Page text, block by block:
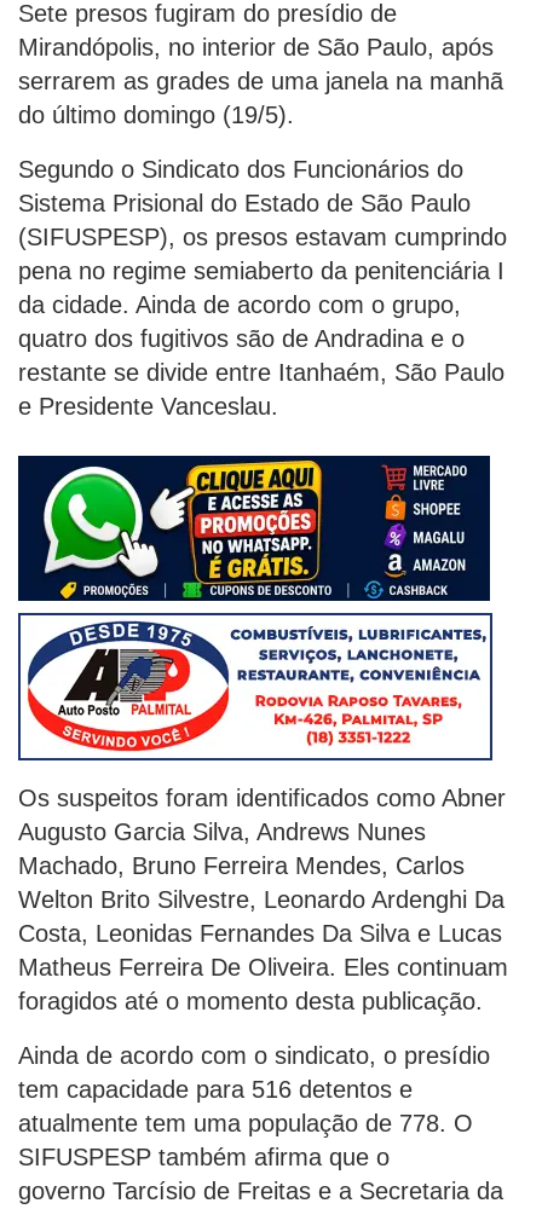
Sete presos fugiram do presídio de
Mirandópolis, no interior de São Paulo, após
serrarem as grades de uma janela na manhã
do último domingo (19/5).
Segundo o Sindicato dos Funcionários do
Sistema Prisional do Estado de São Paulo
(SIFUSPESP), os presos estavam cumprindo
pena no regime semiaberto da penitenciária I
da cidade. Ainda de acordo com o grupo,
quatro dos fugitivos são de Andradina e o
restante se divide entre Itanhaém, São Paulo
e Presidente Vanceslau.
Os suspeitos foram identificados como Abner
Augusto Garcia Silva, Andrews Nunes
Machado, Bruno Ferreira Mendes, Carlos
Welton Brito Silvestre, Leonardo Ardenghi Da
Costa, Leonidas Fernandes Da Silva e Lucas
Matheus Ferreira De Oliveira. Eles continuam
foragidos até o momento desta publicação.
Ainda de acordo com o sindicato, o presídio
tem capacidade para 516 detentos e
atualmente tem uma população de 778. O
SIFUSPESP também afirma que o
governo Tarcísio de Freitas e a Secretaria da